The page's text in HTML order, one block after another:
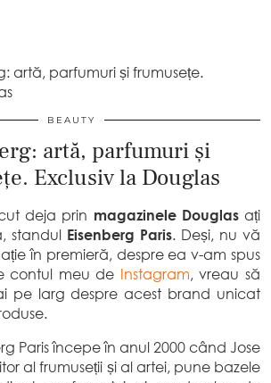
artă, parfumuri și frumusețe.
BEAUTY
artă, parfumuri și
Exclusiv la Douglas
deja prin magazinele Douglasați
standul Eisenberg Paris. Deși, nu vă
în premieră, despre ea v-am spus
contul meu de Instagram, vreau să
pe larg despre acest brand unicat
Paris începe în anul 2000 când Jose
al frumuseții și al artei, pune bazele